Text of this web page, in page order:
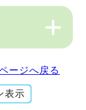
ージへ戻る
表示